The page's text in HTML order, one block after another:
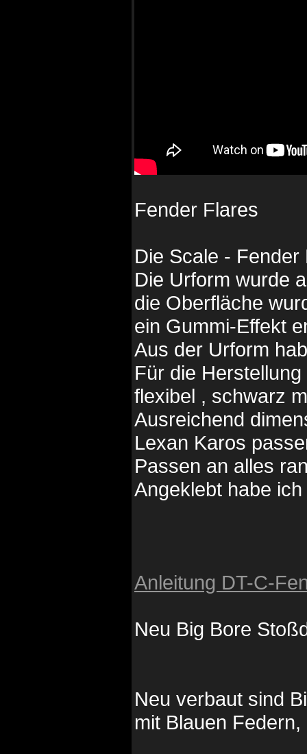
Fender Flares
Die Scale -
Die Urform wurde
die Oberfläche
ein Gummi-Effekt
Aus der Urform
Für die
flexibel , schwarz
Ausreichend
Lexan Karos
Passen an alles
Angeklebt habe
Anleitung DT-C-
Neu Big Bore
Neu verbaut sind
mit Blauen